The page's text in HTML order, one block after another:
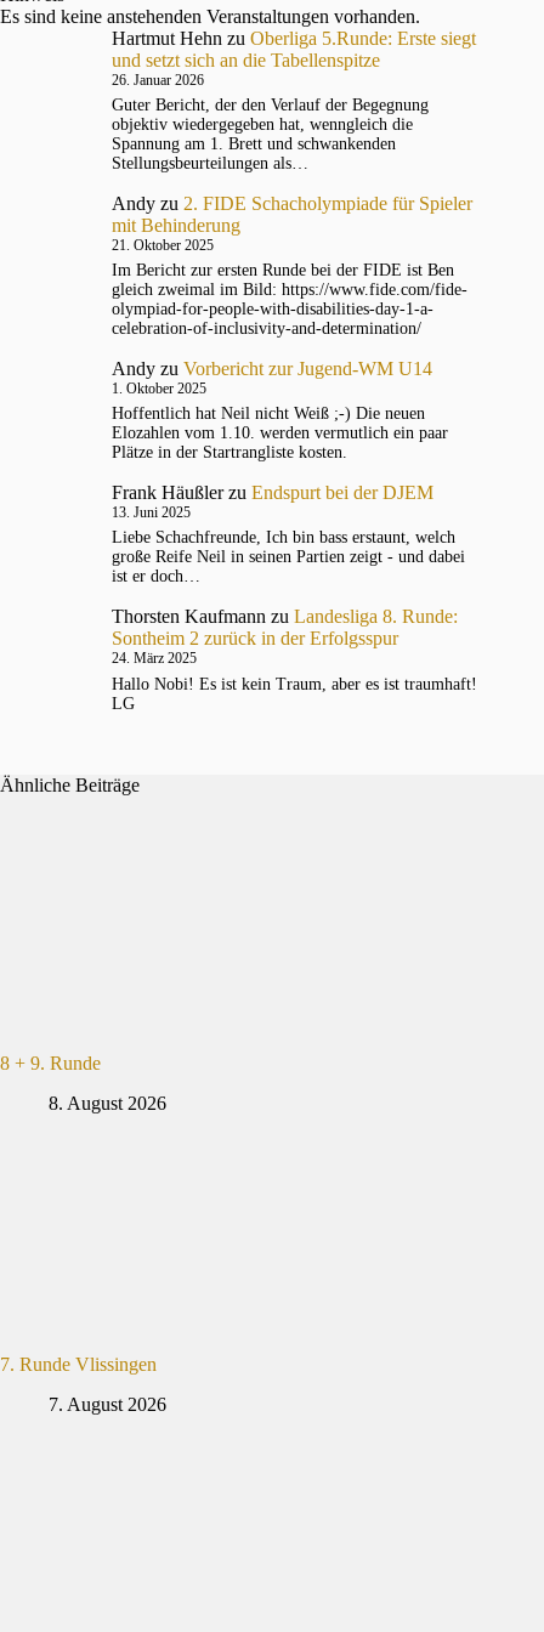
Es sind keine anstehenden Veranstaltungen vorhanden.
Hartmut Hehn zu Oberliga 5.Runde: Erste siegt
und setzt sich an die Tabellenspitze
26. Januar 2026
Guter Bericht, der den Verlauf der Begegnung
objektiv wiedergegeben hat, wenngleich die
Spannung am 1. Brett und schwankenden
Stellungsbeurteilungen als…
Andy zu 2. FIDE Schacholympiade für Spieler
mit Behinderung
21. Oktober 2025
Im Bericht zur ersten Runde bei der FIDE ist Ben
gleich zweimal im Bild: https://www.fide.com/fide-
olympiad-for-people-with-disabilities-day-1-a-
celebration-of-inclusivity-and-determination/
Andy zu Vorbericht zur Jugend-WM U14
1. Oktober 2025
Hoffentlich hat Neil nicht Weiß ;-) Die neuen
Elozahlen vom 1.10. werden vermutlich ein paar
Plätze in der Startrangliste kosten.
Frank Häußlerzu Endspurt bei der DJEM
13. Juni 2025
Liebe Schachfreunde, Ich bin bass erstaunt, welch
große Reife Neil in seinen Partien zeigt - und dabei
ist er doch…
Thorsten Kaufmann zu Landesliga 8. Runde:
Sontheim 2 zurück in der Erfolgsspur
24. März 2025
Hallo Nobi! Es ist kein Traum, aber es ist traumhaft!
LG
Ähnliche Beiträge
8 + 9. Runde
8. August 2026
7. Runde Vlissingen
7. August 2026